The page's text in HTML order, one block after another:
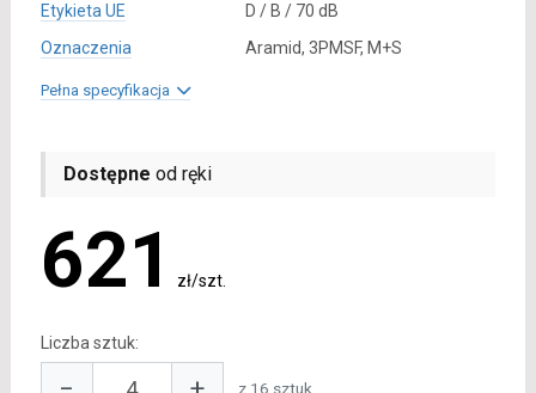
Etykieta UE
D / B / 70 dB
Oznaczenia
Aramid, 3PMSF, M+S
Pełna specyfikacja
Dostępne od ręki
621 zł/szt.
Liczba sztuk:
z 16 sztuk